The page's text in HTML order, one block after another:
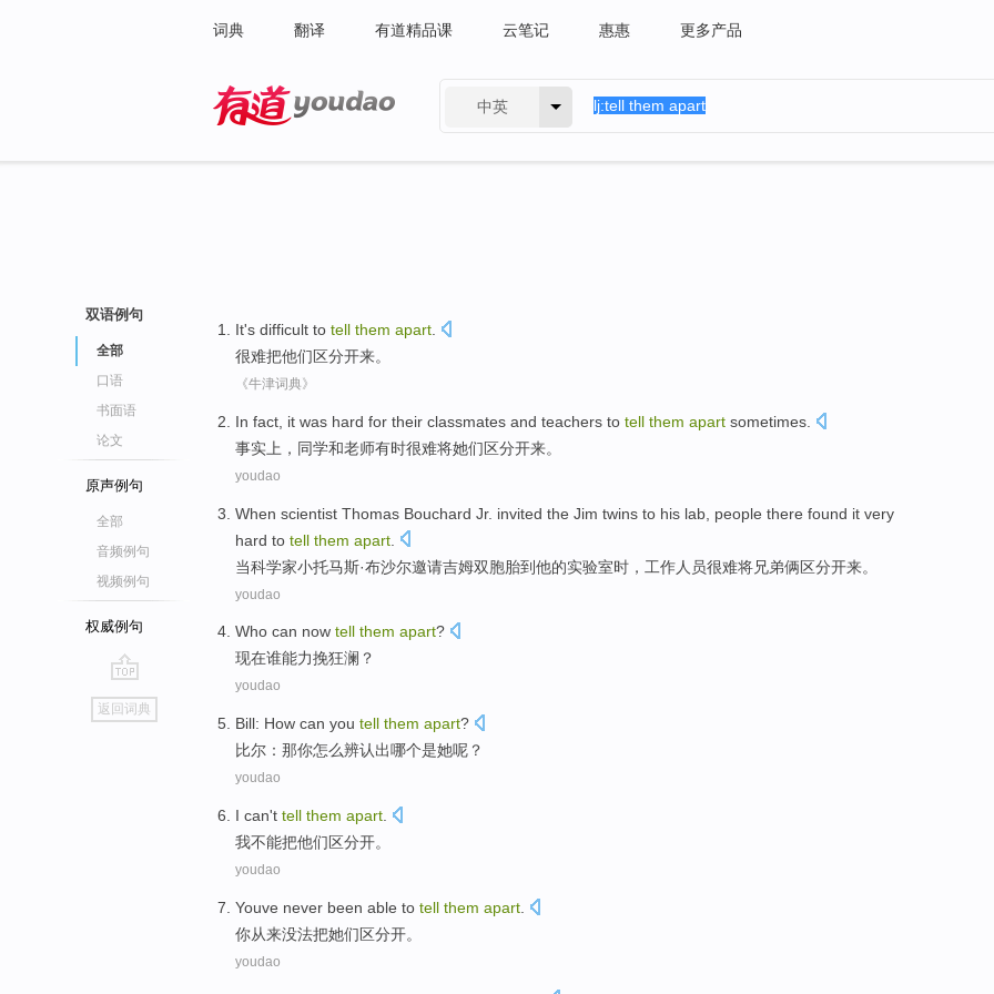
词典 翻译 有道精品课 云笔记 惠惠 更多产品
中英
双语例句
全部
口语
书面语
论文
原声例句
全部
音频例句
视频例句
权威例句
go
top
返回词典
It's difficult to tell them apart
很难把他们区分开来。
《牛津词典》
In fact, it was hard for their classmates and teachers to tell them apart sometimes.
事实上，同学和老师有时很难将她们区分开来。
youdao
When scientist Thomas Bouchard Jr. invited the Jim twins to his lab, people there found it very
hard to tell them apart
当科学家小托马斯·布沙尔邀请吉姆双胞胎到他的实验室时，工作人员很难将兄弟俩区分开来。
youdao
Who can now tell them apart?
现在谁能力挽狂澜 ？
youdao
Bill: How can you tell them apart?
比尔 ：那你怎么辨认出哪个是她呢？
youdao
I can't tell them apart
我不能把他们区分开。
youdao
Youve never been able to tell them apart
你从来没法把她们区分开。
youdao